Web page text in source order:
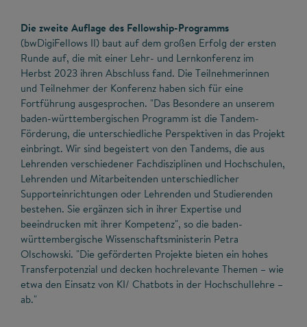
Die zweite Auflage des Fellowship-Programms
(bwDigiFellows II) baut auf dem großen Erfolg der ersten
Runde auf, die mit einer Lehr- und Lernkonferenz im
Herbst 2023 ihren Abschluss fand. Die Teilnehmerinnen
und Teilnehmer der Konferenz haben sich für eine
Fortführung ausgesprochen. "Das Besondere an unserem
baden-württembergischen Programm ist die Tandem-
Förderung, die unterschiedliche Perspektiven in das Projekt
einbringt. Wir sind begeistert von den Tandems, die aus
Lehrenden verschiedener Fachdisziplinen und Hochschulen,
Lehrenden und Mitarbeitenden unterschiedlicher
Supporteinrichtungen oder Lehrenden und Studierenden
bestehen. Sie ergänzen sich in ihrer Expertise und
beeindrucken mit ihrer Kompetenz", so die baden-
württembergische Wissenschaftsministerin Petra
Olschowski. "Die geförderten Projekte bieten ein hohes
Transferpotenzial und decken hochrelevante Themen – wie
etwa den Einsatz von KI/ Chatbots in der Hochschullehre –
ab."